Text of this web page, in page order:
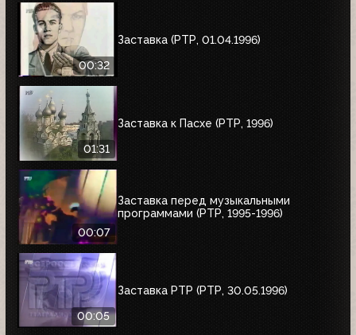
00:32
Заставка (РТР, 01.04.1996)
01:31
Заставка к Пасхе (РТР, 1996)
00:07
Заставка перед музыкальными
программами (РТР, 1995-1996)
00:05
Заставка РТР (РТР, 30.05.1996)